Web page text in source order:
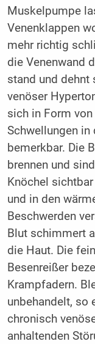
Muskelpumpe
Venenklappen
mehr richtig
die Venenwand
stand und dehnt
venöser
sich in Form
Schwellungen in
bemerkbar. Die
brennen und
Knöchel
und in den
Beschwerden
Blut schimmert
die Haut. Die
Besenreißer
Krampfadern.
unbehandelt, so
chronisch
anhaltenden